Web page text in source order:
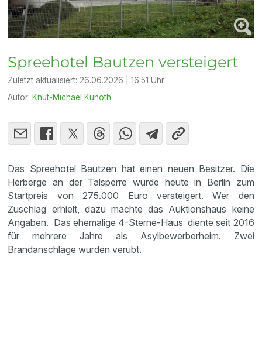
Spreehotel Bautzen versteigert
Zuletzt aktualisiert: 26.06.2026 | 16:51 Uhr
Autor: Knut-Michael Kunoth
Das Spreehotel Bautzen hat einen neuen Besitzer. Die
Herberge an der Talsperre wurde heute in Berlin zum
Startpreis von 275.000 Euro versteigert. Wer den
Zuschlag erhielt, dazu machte das Auktionshaus keine
Angaben. Das ehemalige 4-Sterne-Haus diente seit 2016
für mehrere Jahre als Asylbewerberheim. Zwei
Brandanschläge wurden verübt.